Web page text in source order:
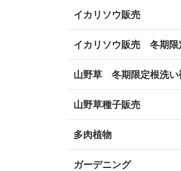
イカリソウ販売
イカリソウ販売 冬期限
山野草 冬期限定根洗い
山野草種子販売
多肉植物
ガーデニング